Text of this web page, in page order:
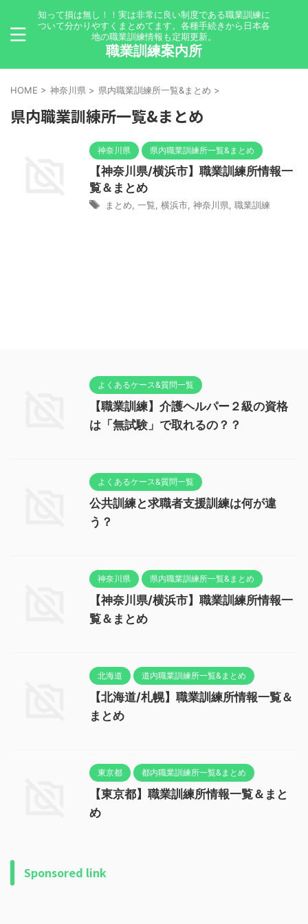
知って損は無し！！実は非常に良い制度である職業訓練に
ついて分かりやすくまとめてます。各種手続きから日本各
地の職業訓練情報も定期更新。
職業訓練案内所
HOME > 神奈川県 > 県内職業訓練所一覧&まとめ >
県内職業訓練所一覧&まとめ
神奈川県 県内職業訓練所一覧&まとめ
【神奈川県/横浜市】職業訓練所情報一
覧＆まとめ
まとめ 一覧 横浜市 神奈川県 職業訓練
よくあるケース&質問一覧
【職業訓練】介護ヘルパー２級の資格
は「無試験」で取れるの？？
よくあるケース&質問一覧
公共訓練と求職者支援訓練は何が違
う？
神奈川県 県内職業訓練所一覧&まとめ
【神奈川県/横浜市】職業訓練所情報一
覧＆まとめ
北海道 道内職業訓練所一覧&まとめ
【北海道/札幌】職業訓練所情報一覧＆
まとめ
東京都 都内職業訓練所一覧&まとめ
【東京都】職業訓練所情報一覧＆まと
め
Sponsored link